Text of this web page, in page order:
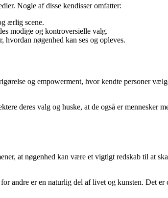
Nogle af disse kendisser omfatter:
ærlig scene.
modige og kontroversielle valg.
nøgenhed kan ses og opleves.
og empowerment, hvor kendte personer
deres valg og huske, at de også er mennesker
at nøgenhed kan være et vigtigt redskab til at
andre er en naturlig del af livet og kunsten. Det er